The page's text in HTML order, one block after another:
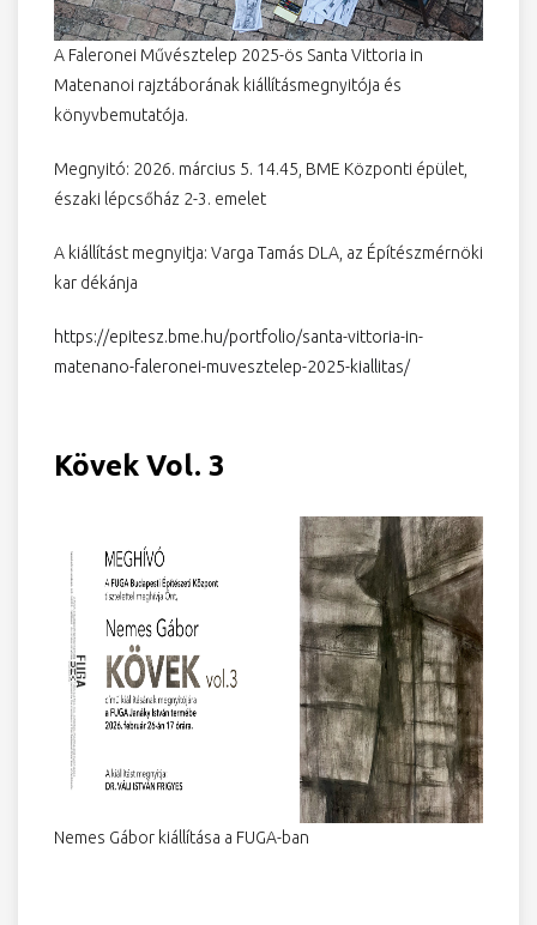
A Faleronei Művésztelep 2025-ös Santa Vittoria in
Matenanoi rajztáborának kiállításmegnyitója és
könyvbemutatója.
Megnyitó: 2026. március 5. 14.45, BME Központi épület,
északi lépcsőház 2-3. emelet
A kiállítást megnyitja: Varga Tamás DLA, az Építészmérnöki
kar dékánja
https://epitesz.bme.hu/portfolio/santa-vittoria-in-
matenano-faleronei-muvesztelep-2025-kiallitas/
Kövek Vol. 3
Nemes Gábor kiállítása a FUGA-ban